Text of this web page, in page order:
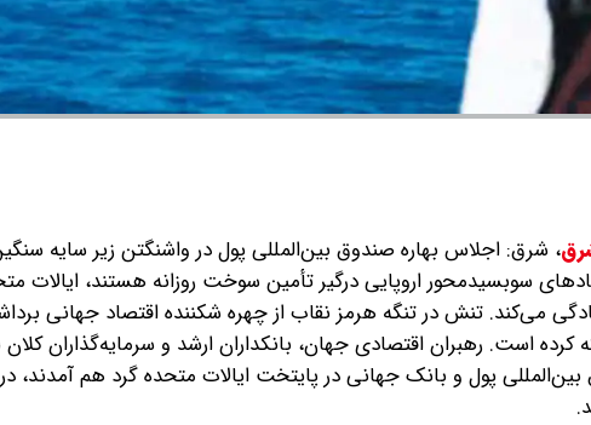
، شرق: اجلاس بهاره صندوق بین‌المللی پول در واشنگتن زیر سایه
سوبسیدمحور اروپایی درگیر تأمین سوخت روزانه هستند، ایالات
می‌کند. تنش در تنگه هرمز نقاب از چهره شکننده اقتصاد جهانی
کرده است. رهبران اقتصادی جهان، بانکداران ارشد و سرمایه‌گذاران
پول و بانک جهانی در پایتخت ایالات متحده گرد هم آمدند، در